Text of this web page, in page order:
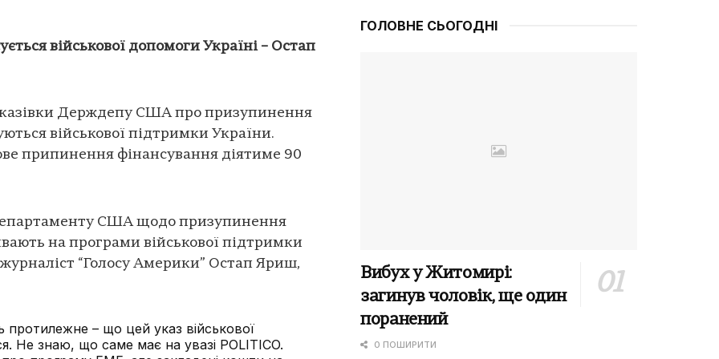
військової допомоги Україні – Остап
Держдепу США про призупинення
військової підтримки України.
припинення фінансування діятиме 90
США щодо призупинення
на програми військової підтримки
“Голосу Америки” Остап Яриш,
протилежне – що цей указ військової
Не знаю, що саме має на увазі POLITICO.
ГОЛОВНЕ СЬОГОДНІ
Вибух у Житомирі:
загинув чоловік, ще один
поранений
0 ПОШИРИТИ